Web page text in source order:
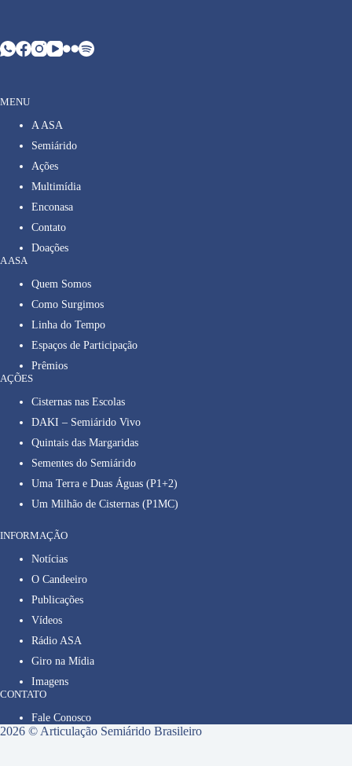
MENU
A ASA
Semiárido
Ações
Multimídia
Enconasa
Contato
Doações
A ASA
Quem Somos
Como Surgimos
Linha do Tempo
Espaços de Participação
Prêmios
AÇÕES
Cisternas nas Escolas
DAKI – Semiárido Vivo
Quintais das Margaridas
Sementes do Semiárido
Uma Terra e Duas Águas (P1+2)
Um Milhão de Cisternas (P1MC)
INFORMAÇÃO
Notícias
O Candeeiro
Publicações
Vídeos
Rádio ASA
Giro na Mídia
Imagens
CONTATO
Fale Conosco
2026 © Articulação Semiárido Brasileiro